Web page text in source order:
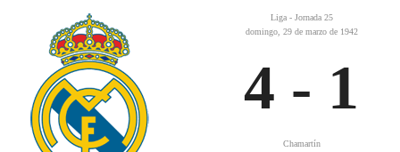
Liga - Jornada 25
domingo, 29 de marzo de 1942
4 - 1
Chamartín